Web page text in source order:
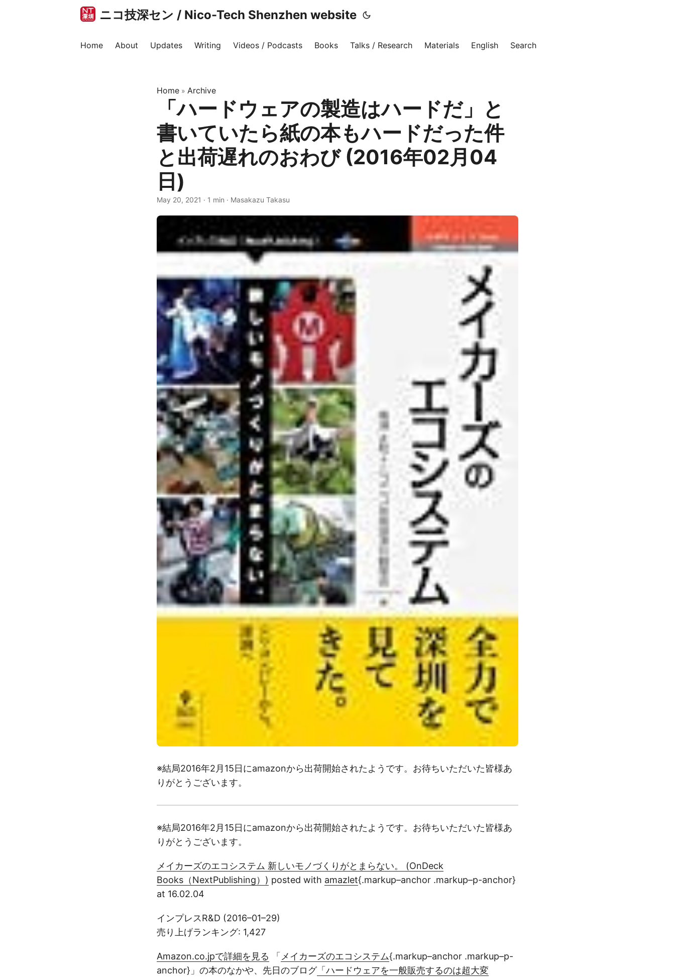
ニコ技深セン / Nico-Tech Shenzhen website
Home About Updates Writing Videos / Podcasts Books Talks / Research Materials English Search
Home » Archive
「ハードウェアの製造はハードだ」と
書いていたら紙の本もハードだった件
と出荷遅れのおわび (2016年02月04
日)
May 20, 2021 · 1 min · Masakazu Takasu
※結局2016年2月15日にamazonから出荷開始されたようです。お待ちいただいた皆様あ
りがとうございます。
※結局2016年2月15日にamazonから出荷開始されたようです。お待ちいただいた皆様あ
りがとうございます。
メイカーズのエコシステム 新しいモノづくりがとまらない。 (OnDeck
Books（NextPublishing）) posted with amazlet{.markup–anchor .markup–p-anchor}
at 16.02.04
インプレスR&D (2016–01–29)
売り上げランキング: 1,427
Amazon.co.jpで詳細を見る 「 メイカーズのエコシステム{.markup–anchor .markup–p-
anchor}」の本のなかや、先日のブログ「ハードウェアを一般販売するのは超大変